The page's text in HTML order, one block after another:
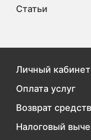
Статьи
Личный кабинет
Оплата услуг
Возврат средств
Налоговый